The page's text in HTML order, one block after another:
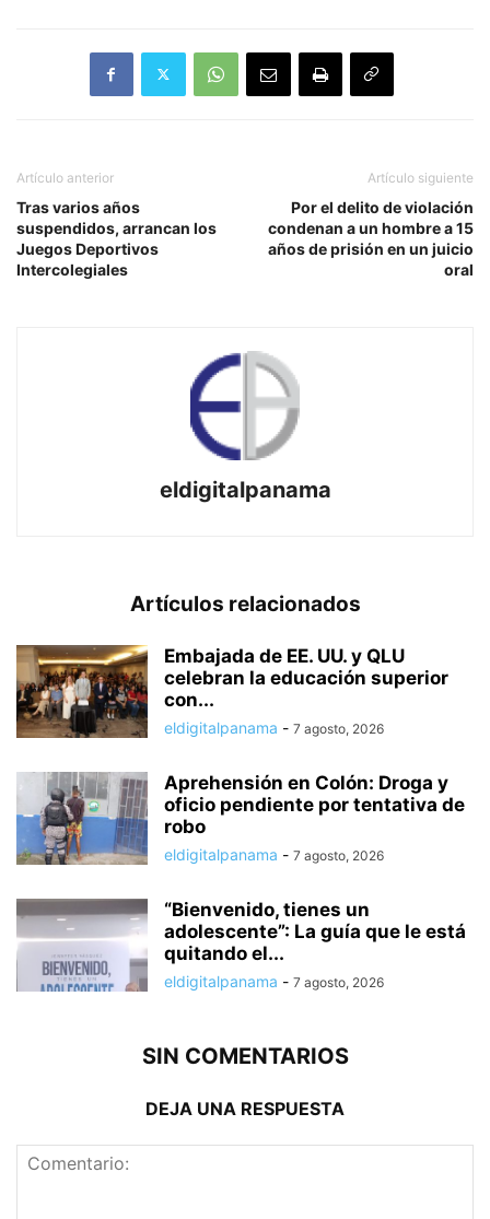
Artículo anterior
Tras varios años
suspendidos, arrancan los
Juegos Deportivos
Intercolegiales
Artículo siguiente
Por el delito de violación
condenan a un hombre a 15
años de prisión en un juicio
oral
eldigitalpanama
Artículos relacionados
Embajada de EE. UU. y QLU
celebran la educación superior
con...
eldigitalpanama - 7 agosto, 2026
Aprehensión en Colón: Droga y
oficio pendiente por tentativa de
robo
eldigitalpanama - 7 agosto, 2026
“Bienvenido, tienes un
adolescente”: La guía que le está
quitando el...
eldigitalpanama - 7 agosto, 2026
SIN COMENTARIOS
DEJA UNA RESPUESTA